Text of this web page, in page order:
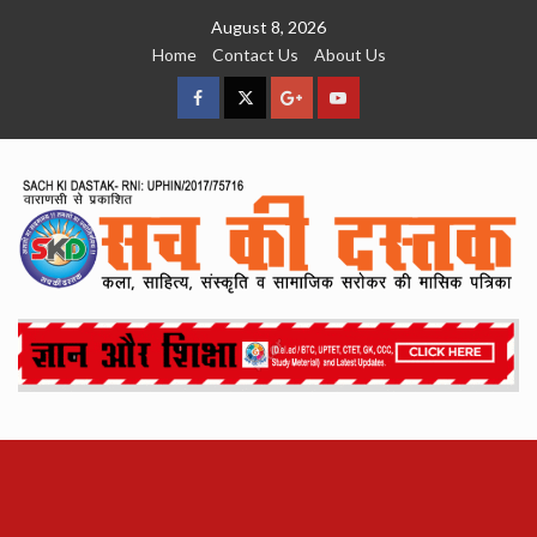
August 8, 2026
Home
Contact Us About Us
facebookTwitterGoogleYouTube